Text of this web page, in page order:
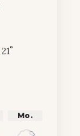
21°
Mo.